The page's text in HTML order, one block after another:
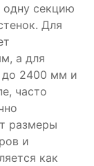
секцию
Для
а для
до 2400 мм и
часто
размеры
и
как